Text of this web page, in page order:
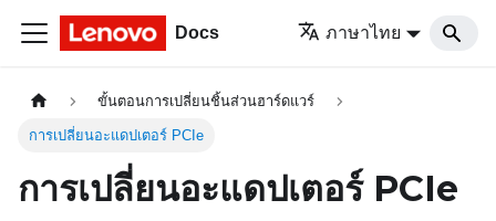
Docs ภาษาไทย
ขั้นตอนการเปลี่ยนชิ้นส่วนฮาร์ดแวร์
การเปลี่ยนอะแดปเตอร์ PCIe
การเปลี่ยนอะแดปเตอร์ PCIe